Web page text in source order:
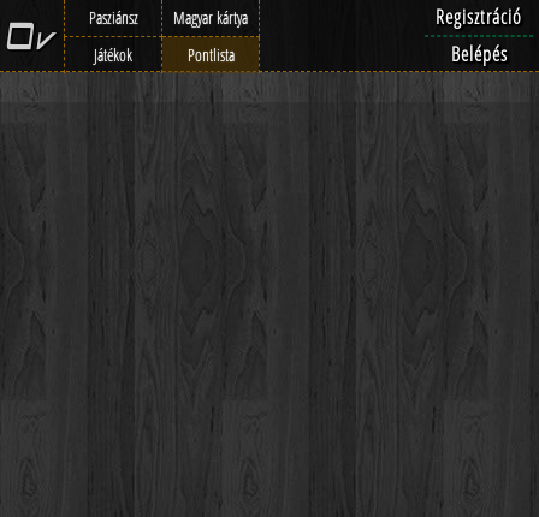
Pasziánsz
Magyar kártya
Játékok
Pontlista
Regisztráció
Belépés